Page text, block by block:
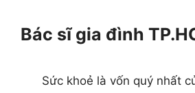
Bác sĩ gia đình
Sức khoẻ là vốn quý nhất